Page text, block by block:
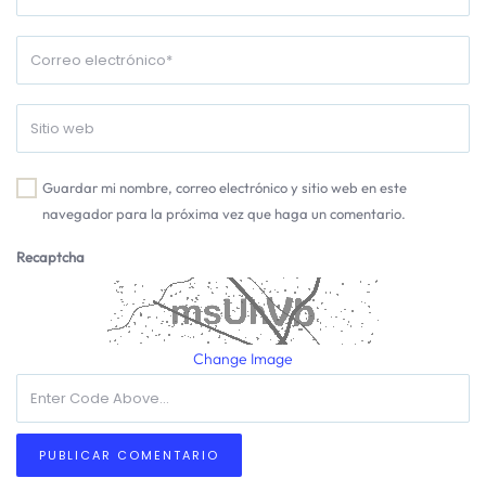
Guardar mi nombre, correo electrónico y sitio web en este
navegador para la próxima vez que haga un comentario.
Recaptcha
Change Image